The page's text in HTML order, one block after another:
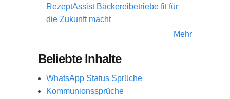
RezeptAssist Bäckereibetriebe fit für
die Zukunft macht
Mehr
Beliebte Inhalte
WhatsApp Status Sprüche
Kommunionssprüche